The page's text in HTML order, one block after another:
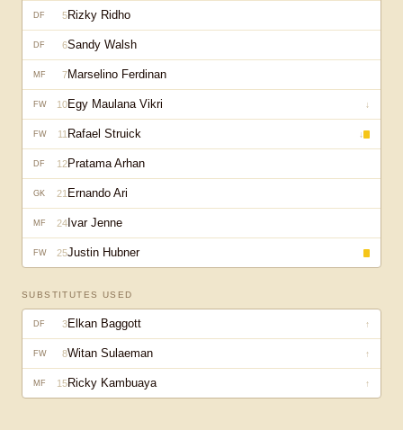
DF 5Rizky Ridho
DF 6Sandy Walsh
MF 7Marselino Ferdinan
FW 10Egy Maulana Vikri ↓
FW 11 Rafael Struick ↓
DF 12Pratama Arhan
GK 21 Ernando Ari
MF 24 Ivar Jenne
FW 25Justin Hubner
SUBSTITUTES USED
DF 3Elkan Baggott ↑
FW 8Witan Sulaeman ↑
MF 15Ricky Kambuaya ↑